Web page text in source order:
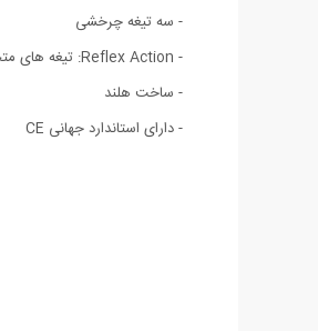
- سه تیغه چرخشی
- Reflex Action: تیغه های متحرک برای اصلاح تمام قسمت های صورت
- ساخت هلند
- دارای استاندارد جهانی CE